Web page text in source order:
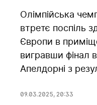
Олімпійська
втретє поспіль
Європи в
вигравши фінал
Апелдорні з
09.03.2025, 20:33